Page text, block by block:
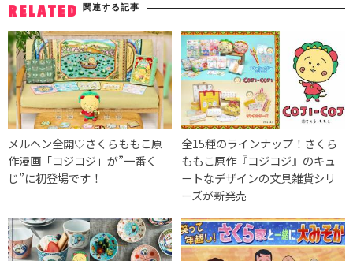
RELATED 関連する記事
メルヘン全開♡さくらももこ原
作漫画「コジコジ」が”一番く
じ”に初登場です！
全15種のラインナップ！さくら
ももこ原作『コジコジ』のキュ
ートなデザインの文具雑貨シリ
ーズが新発売